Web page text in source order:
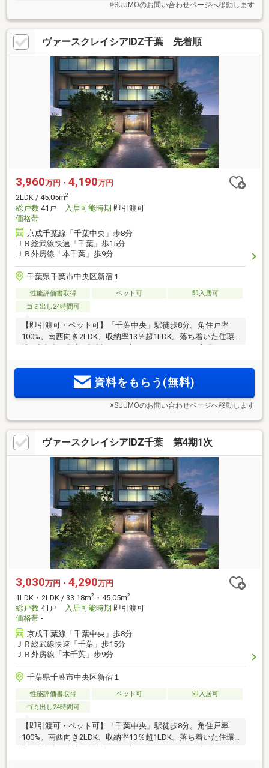
※SUUMOのお問い合わせページへ移動します
ヴァースクレイシアIDZ千葉 先着順
3,960万円・ 4,190万円
2LDK / 45.05m2
総戸数 41戸 入居可能時期 即引渡可
価格帯 -
京成千葉線「千葉中央」歩8分
ＪＲ総武線快速「千葉」歩15分
ＪＲ外房線「本千葉」歩9分
千葉県千葉市中央区新宿１
性能評価書取得 ペット可
即入居可
ゴミ出し24時間可
【即引渡可・ペット可】「千葉中央」駅徒歩8分。角住戸率
100%。南西向き2LDK、収納率13％超1LDK。落ち着いた住環
資料をもらう(無料)
※SUUMOのお問い合わせページへ移動します
ヴァースクレイシアIDZ千葉 第4期1次
3,030万円・ 4,290万円
1LDK・2LDK / 33.18m2 ・45.05m2
総戸数 41戸 入居可能時期 即引渡可
価格帯 -
京成千葉線「千葉中央」歩8分
ＪＲ総武線快速「千葉」歩15分
ＪＲ外房線「本千葉」歩9分
千葉県千葉市中央区新宿１
性能評価書取得 ペット可
即入居可
ゴミ出し24時間可
【即引渡可・ペット可】「千葉中央」駅徒歩8分。角住戸率
100%。南西向き2LDK、収納率13％超1LDK。落ち着いた住環